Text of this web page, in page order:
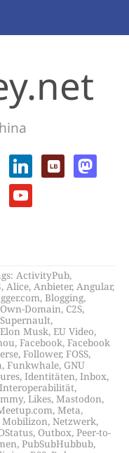
ActivityPub,
, Alice, Anbieter, Angular,
, Blogging,
Domain, C2S,
,
Elon Musk, EU Video,
, Facebook, Facebook
, Follower, FOSS,
, Funkwhale, GNU
, Identitäten, Inbox,
Interoperabilität,
, Likes, Mastodon,
, Meta,
Mobilizon, Netzwerk,
, Outbox, Peer-to-
, PubSubHubbub,